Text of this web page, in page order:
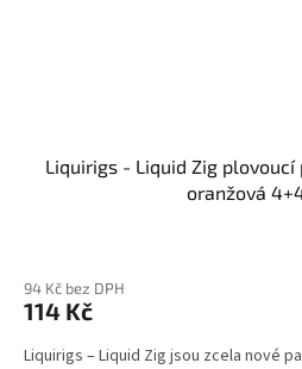
Liquirigs - Liquid Zig plovoucí
oranžová
94 Kč bez DPH
114 Kč
Liquirigs – Liquid Zig jsou zcela nové